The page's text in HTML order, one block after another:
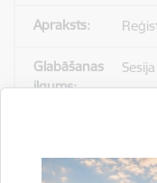
Sesija